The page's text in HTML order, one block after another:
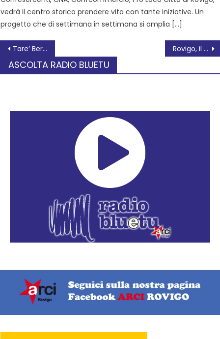
vedrà il centro storico prendere vita con tante iniziative. Un
progetto che di settimana in settimana si amplia […]
Tare’ Bergamo orgoglio cittadino Rovigo, il saluto del Comune agli studenti per il nuovo anno scolastico
ASCOLTA RADIO BLUETU